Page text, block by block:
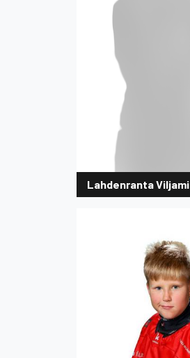
Lahdenranta Viljami